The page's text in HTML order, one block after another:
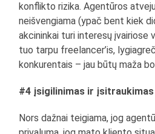
konflikto rizika. Agentūros
neišvengiama (ypač bent kiek
akcininkai turi interesų įvairiose
tuo tarpu freelancer’is,
konkurentais – jau būtų maža
#4 įsigilinimas ir įsitraukimas
Nors dažnai teigiama, jog